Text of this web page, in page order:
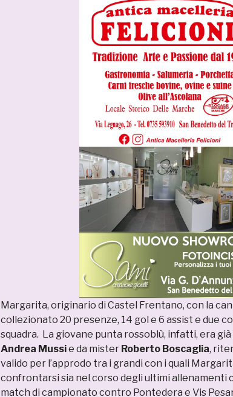
Margarita, originario di Castel Frentano, con la
collezionato 20 presenze, 14 gol e 6 assist e due
squadra. La giovane punta rossoblù, infatti, era
Andrea Mussie da mister Roberto Boscaglia,
valido per l’approdo tra i grandi con i quali
confrontarsi sia nel corso degli ultimi allenamenti
match di campionato contro Pontedera e Vis